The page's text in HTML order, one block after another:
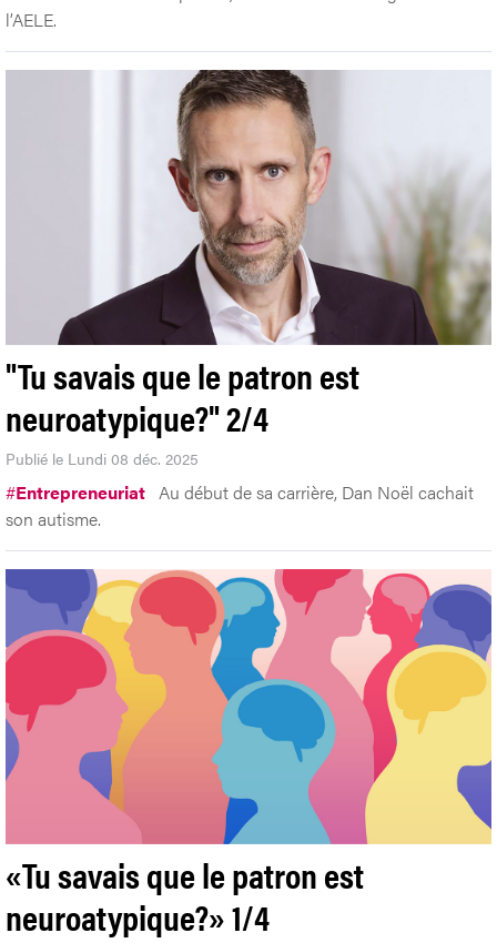
l’AELE.
"Tu savais que le patron est
neuroatypique?" 2/4
Publié le Lundi 08 déc. 2025
#Entrepreneuriat Au début de sa carrière, Dan Noël cachait
son autisme.
«Tu savais que le patron est
neuroatypique?» 1/4